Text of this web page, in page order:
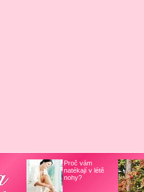
Proč vám
natékají v létě
nohy?